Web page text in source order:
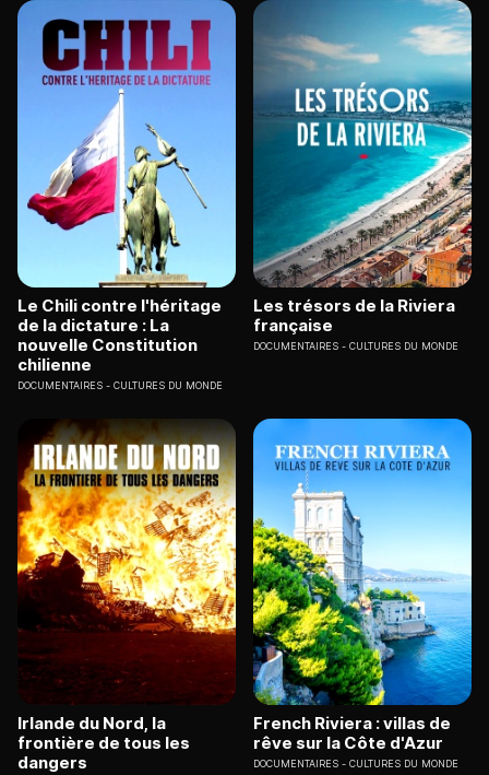
Le Chili contre l'héritage
de la dictature : La
nouvelle Constitution
chilienne
DOCUMENTAIRES CULTURES DU MONDE
Les trésors de la Riviera
française
DOCUMENTAIRES CULTURES DU MONDE
Irlande du Nord, la
frontière de tous les
dangers
French Riviera : villas de
rêve sur la Côte d'Azur
DOCUMENTAIRES CULTURES DU MONDE